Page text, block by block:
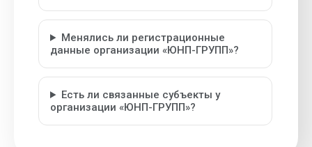
Менялись ли регистрационные
данные организации «ЮНП-ГРУПП»?
Есть ли связанные субъекты у
организации «ЮНП-ГРУПП»?